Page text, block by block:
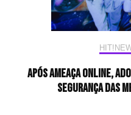
Após ameaça online,
segurança das